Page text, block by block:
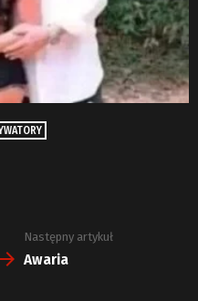
Następny artykuł
Awaria